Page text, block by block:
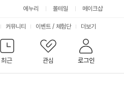
에누리 몰테일
메이크샵
최근
관심 로그인
커뮤니티 이벤트 / 체험단 서
비
스
더보기